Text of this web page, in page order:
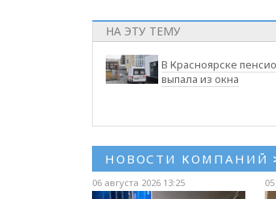
НА ЭТУ ТЕМУ
В Красноярске
выпала из окна
НОВОСТИ КОМПАНИЙ
06 августа 2026 13:25